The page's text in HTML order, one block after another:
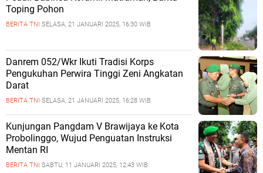
Toping Pohon
BERITA TNI SELASA, 21 JANUARI 2025, 16:30 WIB
Danrem 052/Wkr Ikuti Tradisi Korps
Pengukuhan Perwira Tinggi Zeni Angkatan
Darat
BERITA TNI SELASA, 21 JANUARI 2025, 16:28 WIB
Kunjungan Pangdam V Brawijaya ke Kota
Probolinggo, Wujud Penguatan Instruksi
Mentan RI
BERITA TNI SABTU, 11 JANUARI 2025, 12:43 WIB